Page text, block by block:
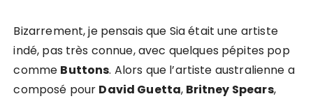
Bizarrement, je pensais que Sia était une artiste
indé, pas très connue, avec quelques pépites pop
comme Buttons. Alors que l’artiste australienne a
composé pour David Guetta, Britney Spears,